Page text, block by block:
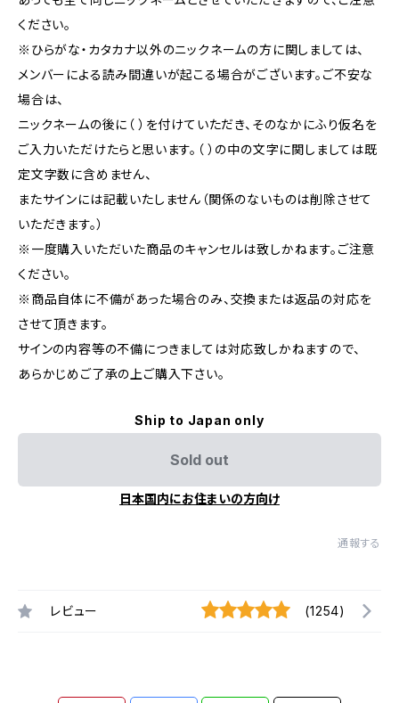
ください。
※ひらがな・カタカナ以外のニックネームの方に関しましては、
メンバーによる読み間違いが起こる場合がございます。ご不安な
場合は、
ニックネームの後に（ ）を付けていただき、そのなかにふり仮名を
ご入力いただけたらと思います。（ ）の中の文字に関しましては既
定文字数に含めません、
またサインには記載いたしません（関係のないものは削除させて
いただきます。）
※一度購入いただいた商品のキャンセルは致しかねます。ご注意
ください。
※商品自体に不備があった場合のみ、交換または返品の対応を
させて頂きます。
サインの内容等の不備につきましては対応致しかねますので、
あらかじめご了承の上ご購入下さい。
Ship to Japan only
Sold out
日本国内にお住まいの方向け
通報する
レビュー (1254)